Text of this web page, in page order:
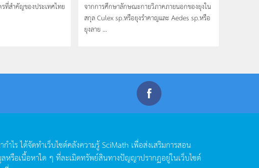
ที่สำคัญของประเทศไทย
จากการศึกษาลักษณะกายวิภาคภายนอกของยุงใน
สกุล Culex sp.หรือยุงรำคาญและ Aedes sp.หรือ
ยุงลาย ...
ำไรได้จัดทำเว็บไซต์คลังความรู้SciMath เพื่อส่งเสริมการสอน
หรือเนื้อหาใด ๆ ที่ละเมิดทรัพย์สินทางปัญญาปรากฏอยู่ในเว็บไซต์